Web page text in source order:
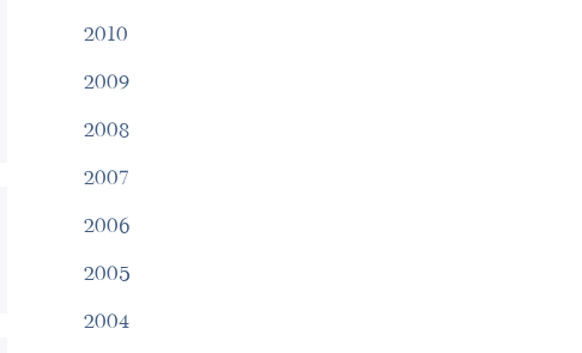
2010
2009
2008
2007
2006
2005
2004